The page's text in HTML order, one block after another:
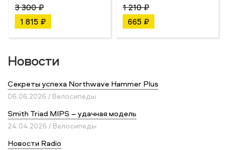
3 300 ₽
1 815 ₽
1 210 ₽
665 ₽
Новости
Секреты успеха Northwave Hammer Plus
06.06.2026 / Велосипеды
Smith Triad MIPS – удачная модель
24.04.2026 / Велосипеды
Новости Radio